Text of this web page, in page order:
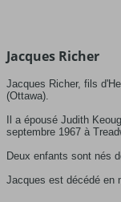
Jacques Richer
Jacques Richer, fils
(Ottawa).
Il a épousé Judith
septembre 1967 à
Deux enfants sont nés
Jacques est décédé en